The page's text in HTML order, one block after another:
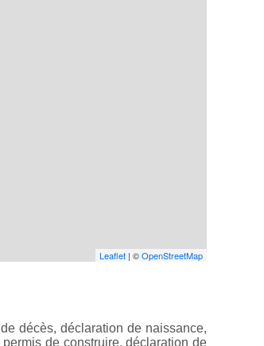
Leaflet | ©OpenStreetMap
décès, déclaration de naissance,
de construire, déclaration de